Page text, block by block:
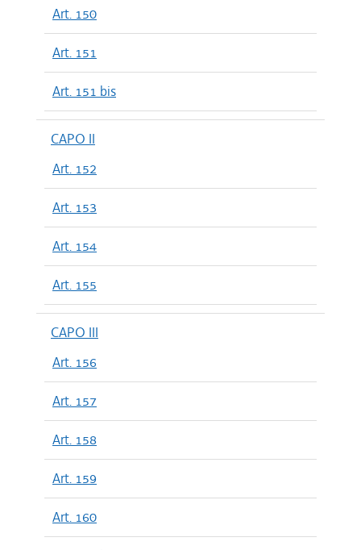
Art. 150
Art. 151
Art. 151 bis
CAPO II
Art. 152
Art. 153
Art. 154
Art. 155
CAPO III
Art. 156
Art. 157
Art. 158
Art. 159
Art. 160